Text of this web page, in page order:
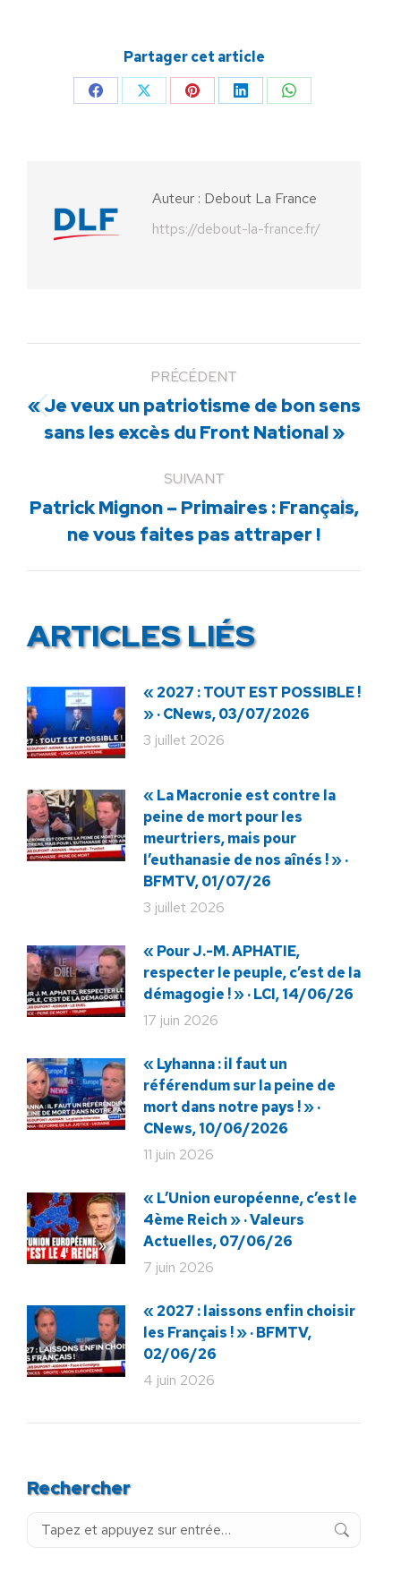
Partager cet article
PartagerPartagerPartagerPartagerPartager
Auteur : Debout La France
https://debout-la-france.fr/
PRÉCÉDENT
Article
précédent
« Je veux un patriotisme de bon sens
sans les excès du Front National »
SUIVANT
Article
suivant
Patrick Mignon – Primaires : Français,
ne vous faites pas attraper !
ARTICLES LIÉS
« 2027 : TOUT EST POSSIBLE !
» · CNews, 03/07/2026
3 juillet 2026
« La Macronie est contre la
peine de mort pour les
meurtriers, mais pour
l’euthanasie de nos aînés ! » ·
BFMTV, 01/07/26
3 juillet 2026
« Pour J.-M. APHATIE,
respecter le peuple, c’est de la
démagogie ! » · LCI, 14/06/26
17 juin 2026
« Lyhanna : il faut un
référendum sur la peine de
mort dans notre pays ! » ·
CNews, 10/06/2026
11 juin 2026
« L’Union européenne, c’est le
4ème Reich » · Valeurs
Actuelles, 07/06/26
7 juin 2026
« 2027 : laissons enfin choisir
les Français ! » · BFMTV,
02/06/26
4 juin 2026
Rechercher
Recherche